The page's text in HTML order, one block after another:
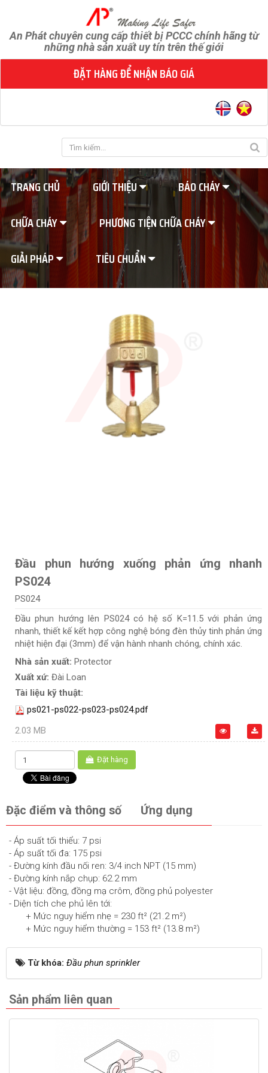
An Phát chuyên cung cấp thiết bị PCCC chính hãng từ
những nhà sản xuất uy tín trên thế giới
ĐẶT HÀNG ĐỂ NHẬN BÁO GIÁ
TRANG CHỦ GIỚI THIỆU
BÁO CHÁY
CHỮA CHÁY
PHƯƠNG TIỆN CHỮA CHÁY
GIẢI PHÁP
TIÊU CHUẨN
Đầu phun hướng xuống phản ứng nhanh
PS024
PS024
Đầu phun hướng lên PS024 có hệ số K=11.5 với phản ứng
nhanh, thiết kế kết hợp công nghệ bóng đèn thủy tinh phản ứng
nhiệt hiện đại (3mm) để vận hành nhanh chóng, chính xác.
Nhà sản xuất: Protector
Xuất xứ: Đài Loan
Tài liệu kỹ thuật:
ps021-ps022-ps023-ps024.pdf
2.03 MB
Đặt hàng
Đặc điểm và thông số Ứng dụng
- Áp suất tối thiểu: 7 psi
- Áp suất tối đa: 175 psi
- Đường kính đầu nối ren: 3/4 inch NPT (15 mm)
- Đường kính nắp chụp: 62.2 mm
- Vật liệu: đồng, đồng mạ crôm, đ ồng phủ polyester
- Diện tích che phủ lên tới:
+ Mức nguy hiểm nhẹ = 230 ft² (21.2 m²)
+ Mức nguy hiểm thường = 153 ft² (13.8 m²)
Từ khóa: Đầu phun sprinkler
Sản phẩm liên quan